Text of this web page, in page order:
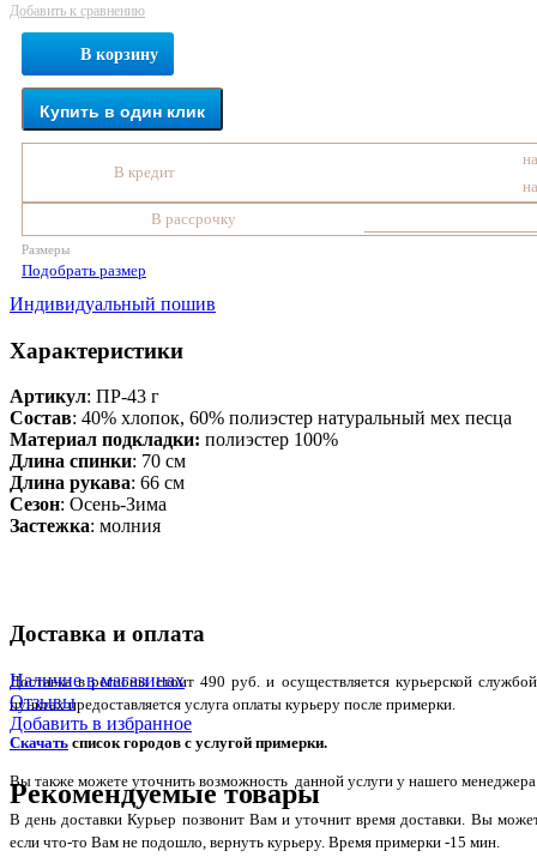
Добавить к сравнению
В корзину
Купить в один клик
В кредит
В рассрочку
Размеры
Подобрать размер
Индивидуальный пошив
Характеристики
Артикул: ПР-43 г
Состав: 40% хлопок, 60% полиэстер натуральный мех песца
Материал подкладки: полиэстер 100%
Длина спинки: 70 см
Длина рукава: 66 см
Сезон: Осень-Зима
Застежка: молния
Доставка и оплата
Доставка в регионы стоит 490 руб. и осуществляется курьерской
пунктах предоставляется услуга оплаты курьеру после примерки.
Скачать список городов с услугой примерки.
Вы также можете уточнить возможность данной услуги у нашего
В день доставки Курьер позвонит Вам и уточнит время доставки. Вы
если что-то Вам не подошло, вернуть курьеру. Время примерки -15 мин.
Наличие в магазинах
Отзывы
Добавить в избранное
Рекомендуемые товары